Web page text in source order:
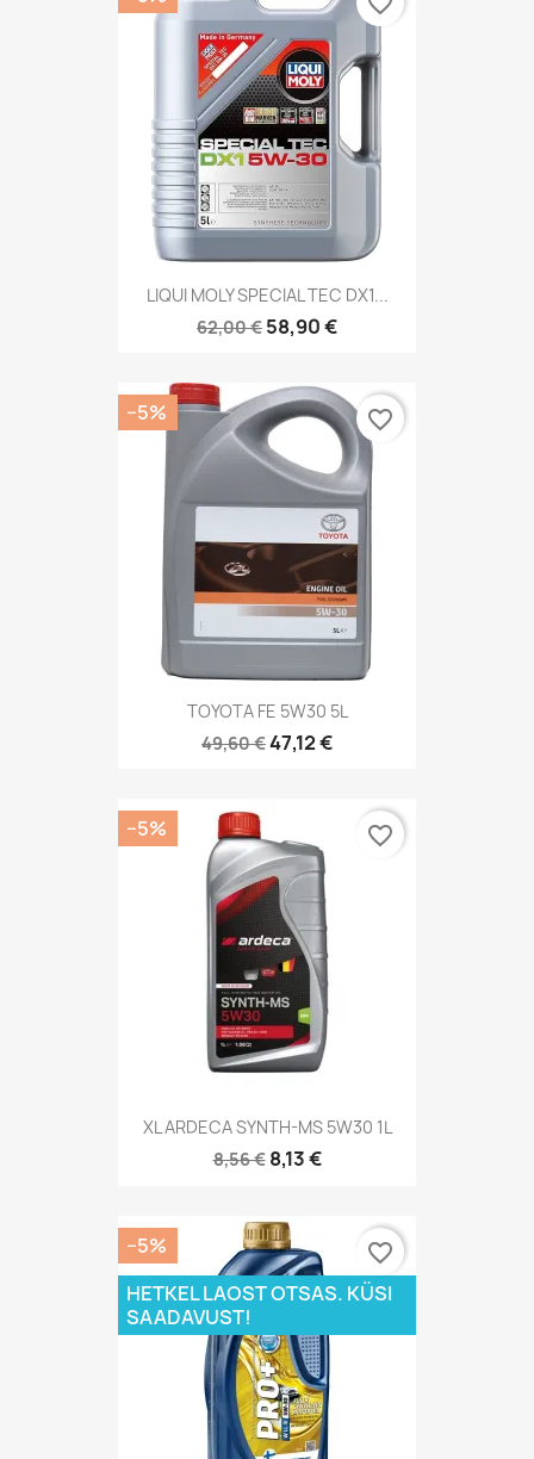
LIQUI MOLY SPECIAL TEC DX1...
62,00 € 58,90 €
TOYOTA FE 5W30 5L
49,60 €47,12 €
−5% favorite_border
XL ARDECA SYNTH-MS 5W30 1L
8,56 € 8,13 €
−5% favorite_border
−5%
HETKEL LAOST OTSAS. KÜSI
SAADAVUST!
favorite_border